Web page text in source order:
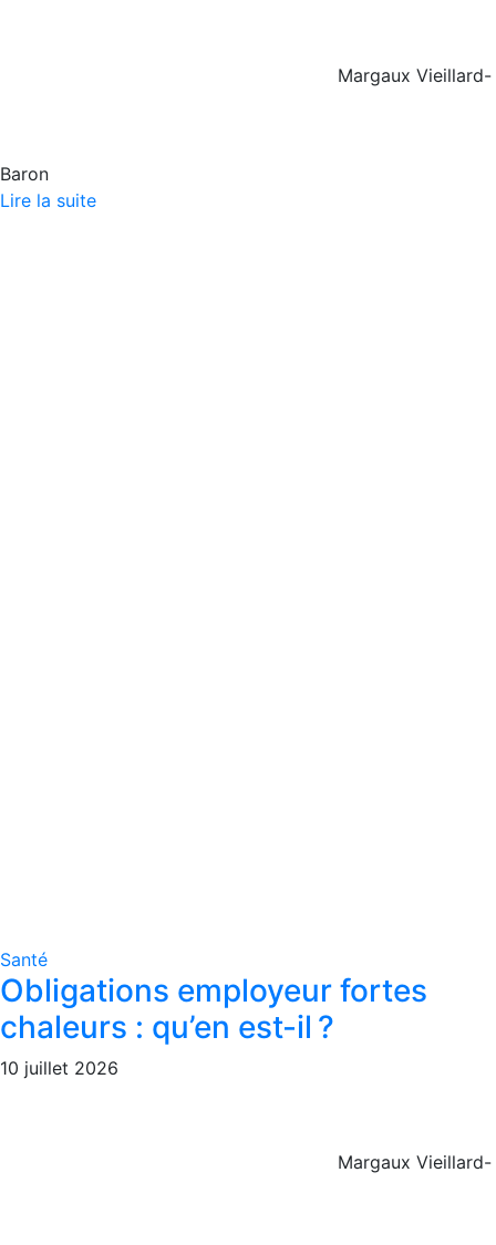
Margaux Vieillard-
Baron
Lire la suite
Santé
Obligations employeur fortes
chaleurs : qu’en est-il ?
10 juillet 2026
Margaux Vieillard-